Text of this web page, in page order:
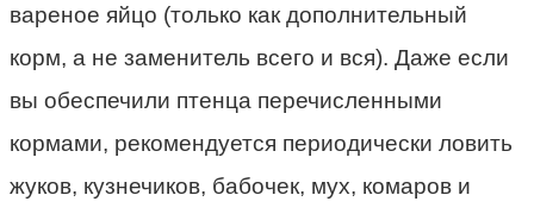
вареное яйцо (только как дополнительный
корм, а не заменитель всего и вся). Даже если
вы обеспечили птенца перечисленными
кормами, рекомендуется периодически ловить
жуков, кузнечиков, бабочек, мух, комаров и